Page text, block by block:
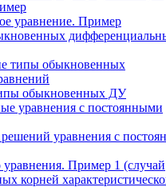
уравнение. Пример
типы обыкновенных
обыкновенных ДУ
уравнения с постоянными
уравнения с
Пример 1 (случай
корней